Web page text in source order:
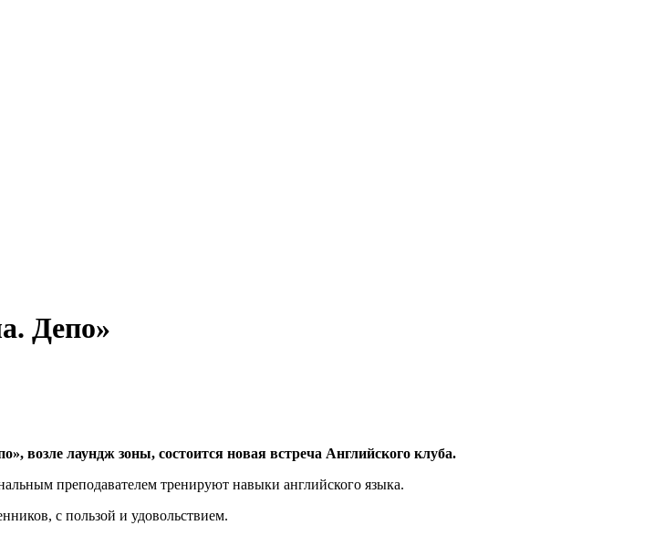
Депо»
возле лаундж зоны, состоится новая встреча Английского клуба.
преподавателем тренируют навыки английского языка.
с пользой и удовольствием.